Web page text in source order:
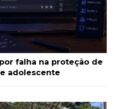
falha na proteção de
adolescente